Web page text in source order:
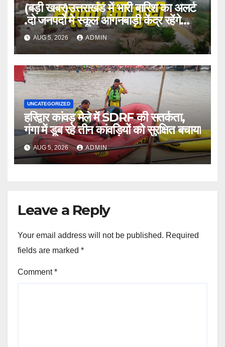
(बड़ी खबर)उत्तराखंड में भारी बारिश का अलर्ट
.दो जनपदों मे स्कूल आंगनबाड़ी केंद्र रहेंगे
बंद।AUG 5, 2026 ADMIN
UNCATEGORIZED
हरिद्वार कांवड़ मेले में SDRF की सतर्कता,
गंगा में डूब रहे तीन कांवड़ियों को सुरक्षित बचाया
AUG 5, 2026 ADMIN
Leave a Reply
Your email address will not be published. Required
fields are marked *
Comment*